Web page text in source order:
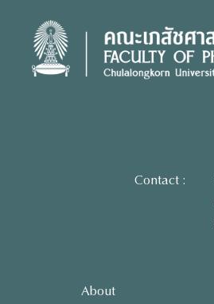
content
Contact :
About